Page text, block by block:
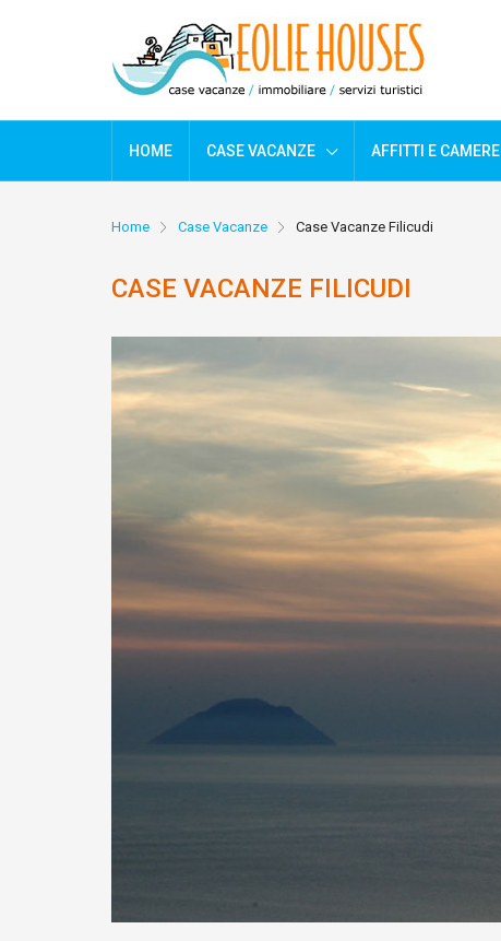
HOME CASE VACANZE AFFITTI E CAMERE
Home Case Vacanze Case Vacanze Filicudi
CASE VACANZE FILICUDI